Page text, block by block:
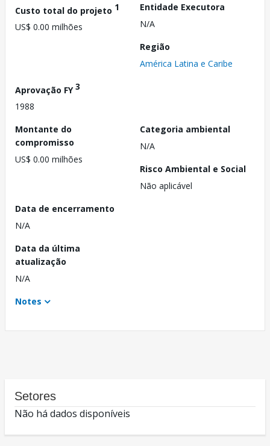
Custo total do projeto 1
US$ 0.00 milhões
Entidade Executora
N/A
Região
América Latina e Caribe
Aprovação FY3
1988
Montante do
compromisso
US$ 0.00 milhões
Categoria ambiental
N/A
Risco Ambiental e Social
Não aplicável
Data de encerramento
N/A
Data da última
atualização
N/A
Notes
Setores
Não há dados disponíveis